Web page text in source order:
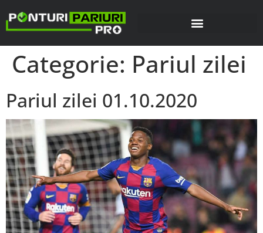
Categorie: Pariul zilei
Pariul zilei 01.10.2020